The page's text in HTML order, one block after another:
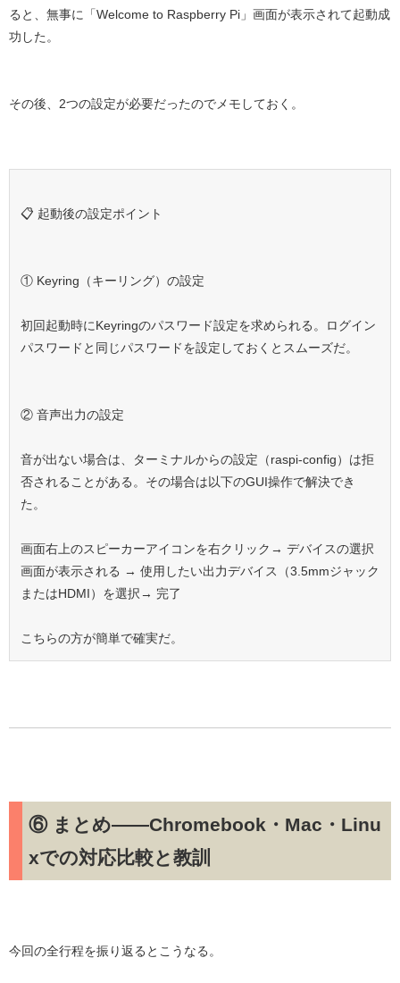
ると、 無事に「Welcome to Raspberry Pi」画面が表示されて起動成
功 した。
その後、2つの設定が必要だったのでメモしておく。
📋 起動後の設定ポイント
① Keyring（キーリング）の設定
初回起動時にKeyringのパスワード設定を求められる。
ログイン
パスワードと同じパスワードを設定しておくとスムーズだ。
② 音声出力の設定
音が出ない場合は、ターミナルからの設定（raspi-config）は拒
否されることがある。その場合は以下のGUI操作で解決でき
た。
画面右上のスピーカーアイコンを右クリック → デバイスの選択
画面が表示される → 使用したい出力デバイス（3.5mmジャック
またはHDMI）を選択→ 完了
こちらの方が簡単で確実だ。
⑥ まとめ——Chromebook・Mac・Linu
xでの対応比較と教訓
今回の全行程を振り返るとこうなる。